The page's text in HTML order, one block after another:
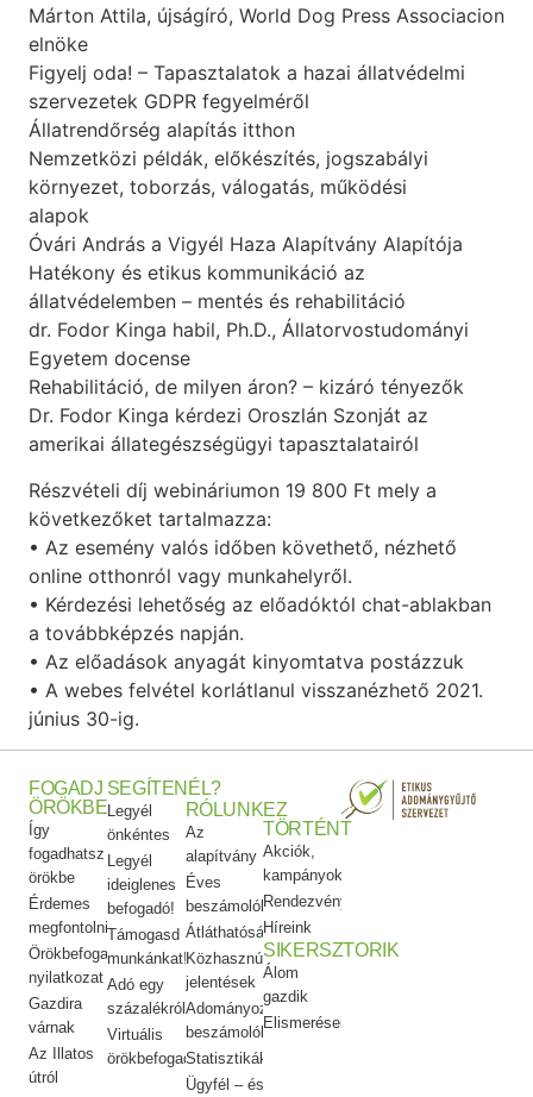
Márton Attila, újságíró, World Dog Press Associacion
elnöke
Figyelj oda! – Tapasztalatok a hazai állatvédelmi
szervezetek GDPR fegyelméről
Állatrendőrség alapítás itthon
Nemzetközi példák, előkészítés, jogszabályi
környezet, toborzás, válogatás, működési
alapok
Óvári András a Vigyél Haza Alapítvány Alapítója
Hatékony és etikus kommunikáció az
állatvédelemben – mentés és rehabilitáció
dr. Fodor Kinga habil, Ph.D., Állatorvostudományi
Egyetem docense
Rehabilitáció, de milyen áron? – kizáró tényezők
Dr. Fodor Kinga kérdezi Oroszlán Szonját az
amerikai állategészségügyi tapasztalatairól
Részvételi díj webináriumon 19 800 Ft mely a
következőket tartalmazza:
• Az esemény valós időben követhető, nézhető
online otthonról vagy munkahelyről.
• Kérdezési lehetőség az előadóktól chat-ablakban
a továbbképzés napján.
• Az előadások anyagát kinyomtatva postázzuk
• A webes felvétel korlátlanul visszanézhető 2021.
június 30-ig.
FOGADJ
ÖRÖKBE
Így
fogadhatsz
örökbe
Érdemes
megfontolni
Örökbefogadói
nyilatkozat
Gazdira
várnak
Az Illatos
útról
SEGÍTENÉL?
Legyél
önkéntes
Legyél
ideiglenes
befogadó!
Támogasd
munkánkat!
Adó egy
százalékról
Virtuális
örökbefogadás
RÓLUNK
Az
alapítvány
Éves
beszámolók
Átláthatóság
Közhasznúsági
jelentések
Adományozási
beszámolók
Statisztikák
Ügyfél – és
EZ
TÖRTÉNT
Akciók,
kampányok
Rendezvényeink
Híreink
SIKERSZTORIK
Álom
gazdik
Elismeréseink